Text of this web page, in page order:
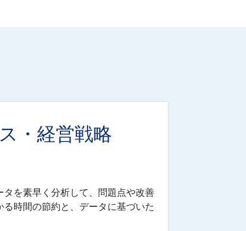
・経営戦略
を素早く分析して、問題点や改善
時間の節約と、データに基づいた